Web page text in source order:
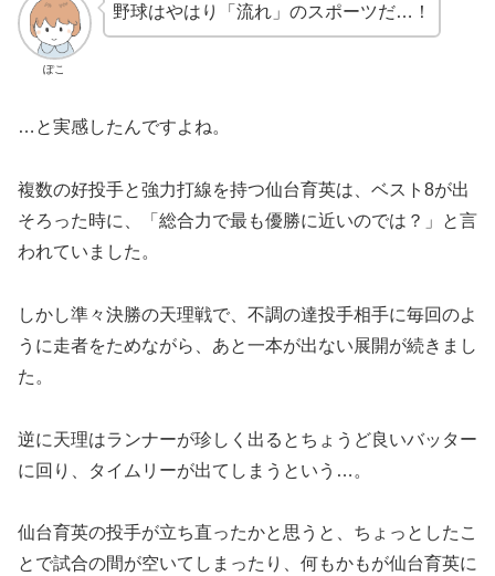
ぽこ
野球はやはり「流れ」のスポーツだ…！
…と実感したんですよね。
複数の好投手と強力打線を持つ仙台育英は、ベスト8が出
そろった時に、「総合力で最も優勝に近いのでは？」と言
われていました。
しかし準々決勝の天理戦で、不調の達投手相手に毎回のよ
うに走者をためながら、あと一本が出ない展開が続きまし
た。
逆に天理はランナーが珍しく出るとちょうど良いバッター
に回り、タイムリーが出てしまうという…。
仙台育英の投手が立ち直ったかと思うと、ちょっとしたこ
とで試合の間が空いてしまったり、何もかもが仙台育英に